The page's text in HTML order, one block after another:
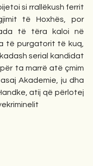
si rrallëkush ferrit
të Hoxhës, por
të tëra kaloi në
të purgatorit të kuq,
serial kandidat
ta marrë atë çmim
Akademie, ju dha
atij që përlotej